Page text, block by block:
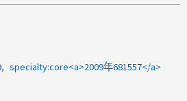
specialty:core<a>2009年681557</a>